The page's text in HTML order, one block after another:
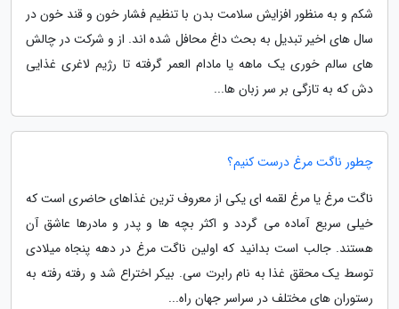
شکم و به منظور افزایش سلامت بدن با تنظیم فشار خون و قند خون در
سال های اخیر تبدیل به بحث داغ محافل شده اند. از و شرکت در چالش
های سالم خوری یک ماهه یا مادام العمر گرفته تا رژیم لاغری غذایی
دش که به تازگی بر سر زبان ها...
چطور ناگت مرغ درست کنیم؟
ناگت مرغ یا مرغ لقمه ای یکی از معروف ترین غذاهای حاضری است که
خیلی سریع آماده می گردد و اکثر بچه ها و پدر و مادرها عاشق آن
هستند. جالب است بدانید که اولین ناگت مرغ در دهه پنجاه میلادی
توسط یک محقق غذا به نام رابرت سی. بیکر اختراع شد و رفته رفته به
رستوران های مختلف در سراسر جهان راه...